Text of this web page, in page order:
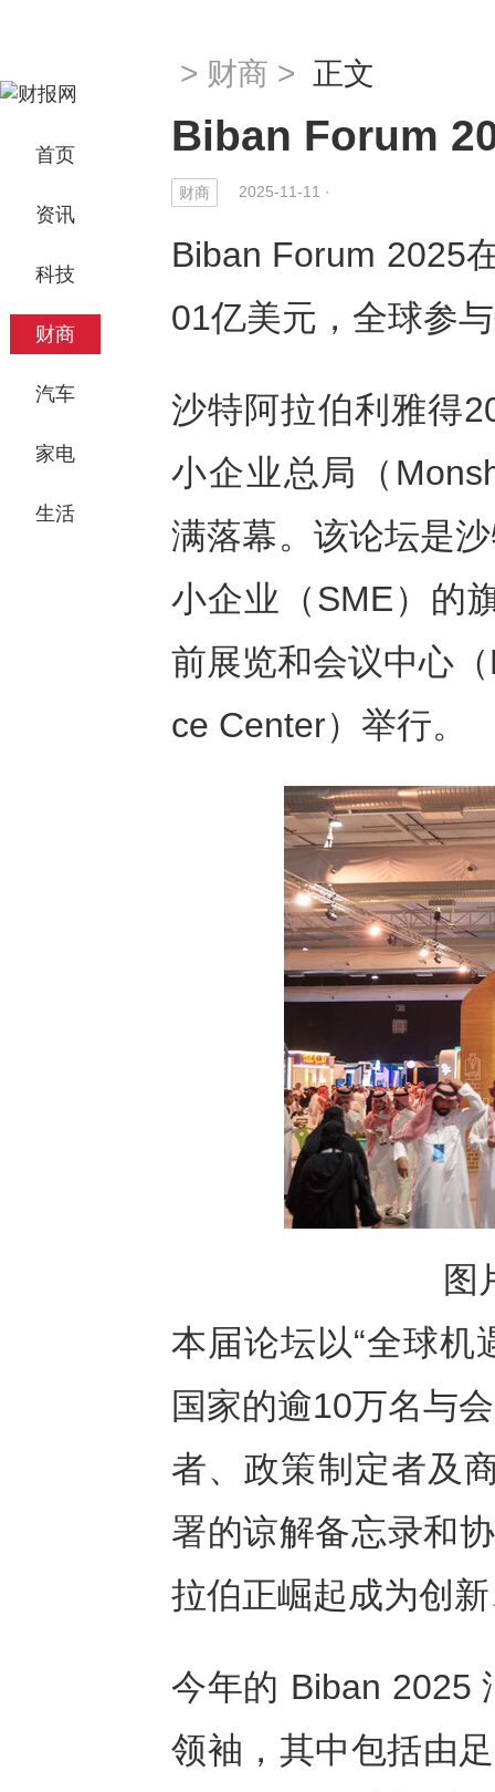
首页
资讯
科技
财商
汽车
家电
生活
> 财商 > 正文
Biban Forum
财商 2025-11-11 ·
Biban Forum 2025
01亿美元，全球参
沙特阿拉伯利雅得
小企业总局（
满落幕。该论坛是
小企业（SME）的
前展览和会议中心
ce Center）举行。
图
本届论坛以“全球机
国家的逾10万名与
者、政策制定者及
署的谅解备忘录和
拉伯正崛起成为创
今年的 Biban 2025
领袖，其中包括由